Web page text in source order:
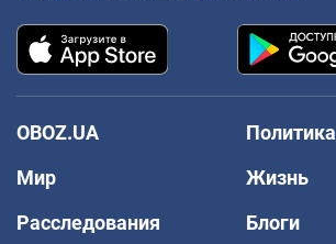
OBOZ.UA
Политика
Мир
Жизнь
Расследования
Блоги